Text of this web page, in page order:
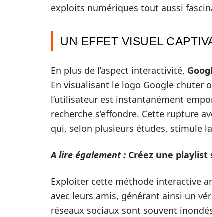
exploits numériques tout aussi
UN EFFET VISUEL
En plus de l’aspect interactivité,
En visualisant le logo Google chuter
l’utilisateur est instantanément
recherche s’effondre. Cette rupture
qui, selon plusieurs études, stimule
A lire également : Créez une
Exploiter cette méthode interactive
avec leurs amis, générant ainsi un
réseaux sociaux sont souvent